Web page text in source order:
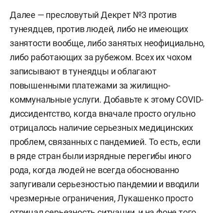
Далее — пресловутый Декрет №3 против
тунеядцев, против людей, либо не имеющих
занятости вообще, либо занятых неофициально,
либо работающих за рубежом. Всех их чохом
записывают в тунеядцы и облагают
повышенными платежами за жилищно-
коммунальные услуги. Добавьте к этому COVID-
диссидентство, когда вначале просто огульно
отрицалось наличие серьезных медицинских
проблем, связанных с пандемией. То есть, если
в ряде стран были изрядные перегибы иного
рода, когда людей не всегда обоснованно
запугивали серьезностью пандемии и вводили
чрезмерные ограничения, Лукашенко просто